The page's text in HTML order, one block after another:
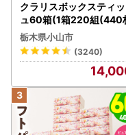
クラリスボックスティ
ュ60箱(1箱220組(440
(5個入り×12セット)【配
不可地域：離島・沖縄県
【1256759】
栃木県小山市
(3240)